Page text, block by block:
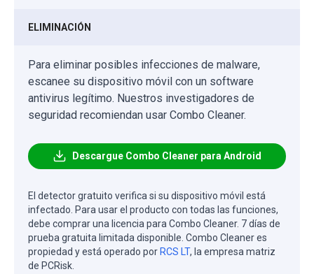
ELIMINACIÓN
Para eliminar posibles infecciones de malware,
escanee su dispositivo móvil con un software
antivirus legítimo. Nuestros investigadores de
seguridad recomiendan usar Combo Cleaner.
Descargue Combo Cleaner para Android
El detector gratuito verifica si su dispositivo móvil está
infectado. Para usar el producto con todas las funciones,
debe comprar una licencia para Combo Cleaner. 7 días de
prueba gratuita limitada disponible. Combo Cleaner es
propiedad y está operado por RCS LT, la empresa matriz
de PCRisk.